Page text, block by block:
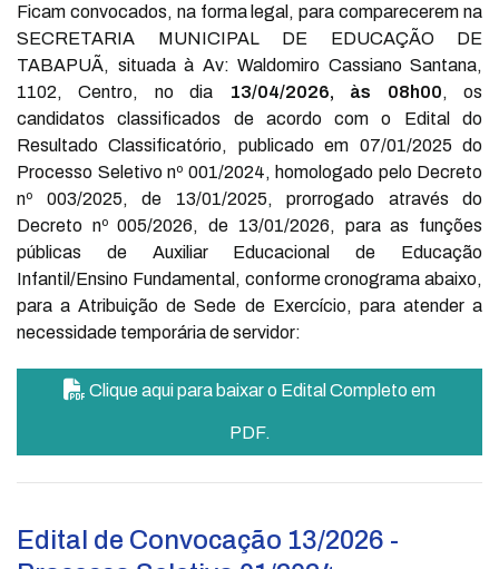
Ficam convocados, na forma legal, para comparecerem na
SECRETARIA MUNICIPAL DE EDUCAÇÃO DE
TABAPUÃ, situada à Av: Waldomiro Cassiano Santana,
1102, Centro, no dia
13/04/2026, às 08h00, os
candidatos classificados de acordo com o Edital do
Resultado Classificatório, publicado em 07/01/2025 do
Processo Seletivo nº 001/2024, homologado pelo Decreto
nº 003/2025, de 13/01/2025, prorrogado através do
Decreto nº 005/2026, de 13/01/2026, para as funções
públicas de Auxiliar Educacional de Educação
Infantil/Ensino Fundamental, conforme cronograma abaixo,
para a Atribuição de Sede de Exercício, para atender a
necessidade temporária de servidor:
Clique aqui para baixar o Edital Completo em
PDF.
Edital de Convocação 13/2026 -